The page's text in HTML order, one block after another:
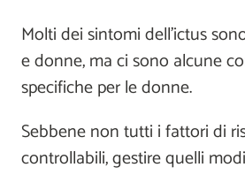
Molti dei sintomi dell’ictus
e donne, ma ci sono alcune
specifiche per le donne.
Sebbene non tutti i fattori di
controllabili, gestire quelli